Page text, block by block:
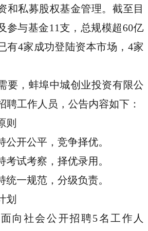
和私募股权基金管理。截至目
参与基金11支，总规模超60亿
有4家成功登陆资本市场， 4家
要，蚌埠中城创业投资有限公
聘工作人员，公告内容如下：
则
公开公平，竞争择优。
考试考察，择优录用。
统一规范，分级负责。
划
向社会公开招聘5名工作人